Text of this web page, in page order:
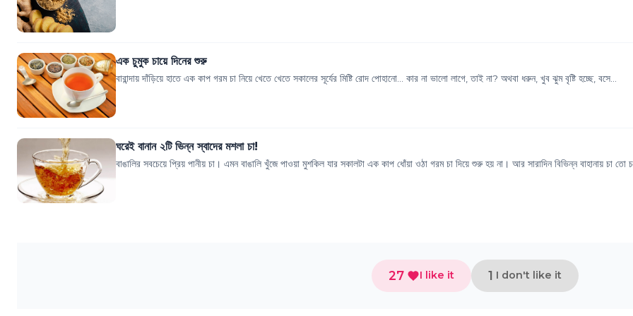
এক চুমুক চায়ে দিনের শুরু
বারান্দায় দাঁড়িয়ে হাতে এক কাপ গরম চা নিয়ে খেতে খেতে সকালের সূর্যের মিষ্টি রোদ পোহানো... কার না ভালো লাগে, তাই না? অথবা ধরুন, খুব ঝুম বৃষ্টি হচ্ছে, বসে...
ঘরেই বানান ২টি ভিন্ন স্বাদের মশলা চা!
বাঙালির সবচেয়ে প্রিয় পানীয় চা। এমন বাঙালি খুঁজে পাওয়া মুশকিল যার সকালটা এক কাপ ধোঁয়া ওঠা গরম চা দিয়ে শুরু হয় না। আর সারাদিন বিভিন্ন বাহানায় চা তো
27 I like it 1 I don't like it